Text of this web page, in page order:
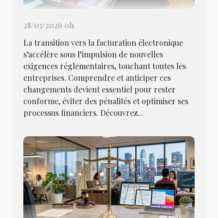
28/03/2026 0h
La transition vers la facturation électronique
s’accélère sous l’impulsion de nouvelles
exigences réglementaires, touchant toutes les
entreprises. Comprendre et anticiper ces
changements devient essentiel pour rester
conforme, éviter des pénalités et optimiser ses
processus financiers. Découvrez...